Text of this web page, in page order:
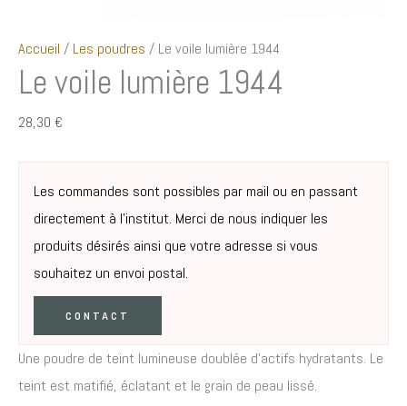
Accueil / Les poudres / Le voile lumière 1944
Le voile lumière 1944
28,30 €
Les commandes sont possibles par mail ou en passant
directement à l’institut. Merci de nous indiquer les
produits désirés ainsi que votre adresse si vous
souhaitez un envoi postal.
CONTACT
Une poudre de teint lumineuse doublée d’actifs hydratants. Le
teint est matifié, éclatant et le grain de peau lissé.